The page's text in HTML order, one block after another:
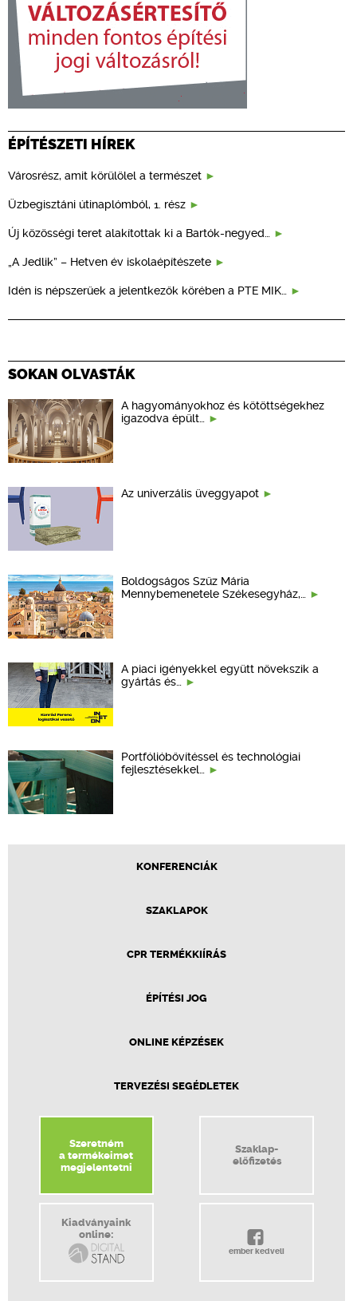
ÉPÍTÉSZETI HÍREK
Városrész, amit körülölel a természet
Üzbegisztáni útinaplómból, 1. rész
Új közösségi teret alakítottak ki a Bartók-negyed…
„A Jedlik” – Hetven év iskolaépítészete
Idén is népszerűek a jelentkezők körében a PTE MIK…
SOKAN OLVASTÁK
A hagyományokhoz és kötöttségekhez
igazodva épült…
Az univerzális üveggyapot
Boldogságos Szűz Mária
Mennybemenetele Székesegyház,…
A piaci igényekkel együtt növekszik a
gyártás és…
Portfólióbővítéssel és technológiai
fejlesztésekkel…
KONFERENCIÁK
SZAKLAPOK
CPR TERMÉKKIÍRÁS
ÉPÍTÉSI JOG
ONLINE KÉPZÉSEK
TERVEZÉSI SEGÉDLETEK
Szeretném
a termékeimet
megjelentetni
Szaklap-
előfizetés
Kiadványaink
online:
ember kedveli